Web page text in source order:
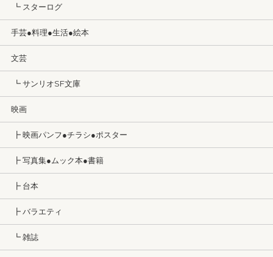
┗ スターログ
手芸●料理●生活●絵本
文芸
┗ サンリオSF文庫
映画
┣ 映画パンフ●チラシ●ポスター
┣ 写真集●ムック本●書籍
┣ 台本
┣ バラエティ
┗ 雑誌